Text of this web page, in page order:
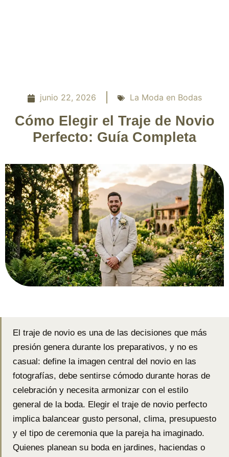
junio 22, 2026 La Moda en Bodas
Cómo Elegir el Traje de Novio
Perfecto: Guía Completa
El traje de novio es una de las decisiones que más
presión genera durante los preparativos, y no es
casual: define la imagen central del novio en las
fotografías, debe sentirse cómodo durante horas de
celebración y necesita armonizar con el estilo
general de la boda. Elegir el traje de novio perfecto
implica balancear gusto personal, clima, presupuesto
y el tipo de ceremonia que la pareja ha imaginado.
Quienes planean su boda en jardines, haciendas o